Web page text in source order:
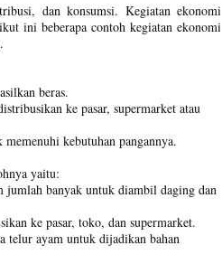
dan konsumsi. Kegiatan ekonomi
ini beberapa contoh kegiatan ekonomi
beras.
ke pasar, supermarket atau
kebutuhan pangannya.
yaitu:
jumlah banyak untuk diambil daging dan
ke pasar, toko, dan supermarket.
telur ayam untuk dijadikan bahan